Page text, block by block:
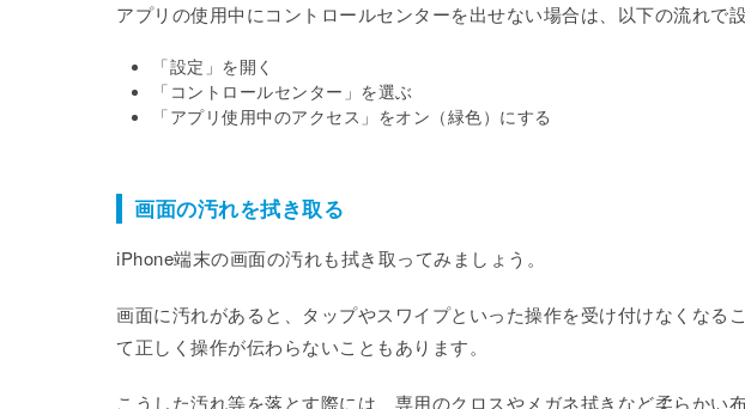
アプリの使用中にコントロールセンターを出せない場合は、以下の流れで
「設定」を開く
「コントロールセンター」を選ぶ
「アプリ使用中のアクセス」をオン（緑色）にする
画面の汚れを拭き取る
iPhone端末の画面の汚れも拭き取ってみましょう。
画面に汚れがあると、タップやスワイプといった操作を受け付けなくなる
て正しく操作が伝わらないこともあります。
こうした汚れ等を落とす際には、専用のクロスやメガネ拭きなど柔らかい